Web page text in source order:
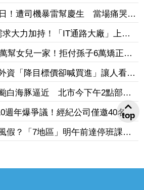
格調漲帶旺下半年
！遭司機暴雷幫慶生 當場痛哭許
女主角」
求大力加持！「IT通路大廠」上月
昨股價死守79元防線
幫女兒一家！拒付孫子6萬矯正
聯
資「降目標價卻喊買進」讓人看
」分析：估值合理修正
白海豚逼近 北市今下午2點部分
晚間8點關閉」
週年爆爭議！經紀公司僅邀40名粉
道歉：心情很沉重
假？「7地區」明午前達停班課標
上榜
top